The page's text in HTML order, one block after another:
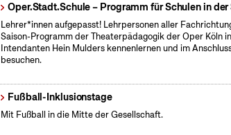
Oper.Stadt.Schule – Programm für Schulen in
Lehrer*innen aufgepasst! Lehrpersonen aller
Saison-Programm der Theaterpädagogik der Oper Köln
Intendanten Hein Mulders kennenlernen und im
besuchen.
Fußball-Inklusionstage
Mit Fußball in die Mitte der Gesellschaft.